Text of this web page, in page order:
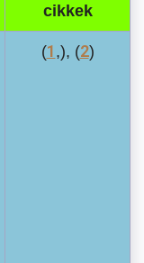
cikkek
(1 ,), (2)